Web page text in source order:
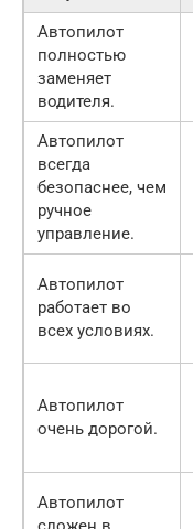
Автопилот
полностью
заменяет
водителя.
Автопилот
всегда
безопаснее, чем
ручное
управление.
Автопилот
работает во
всех условиях.
Автопилот
очень дорогой.
Автопилот